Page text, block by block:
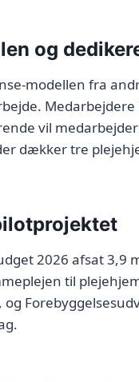
og
modellen fra
vil
dækker tre
2026 afsat
til
og